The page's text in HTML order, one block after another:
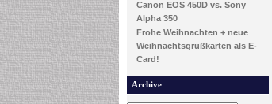
Canon EOS 450D vs. Sony
Alpha 350
Frohe Weihnachten + neue
Weihnachtsgrußkarten als E-
Card!
Archive